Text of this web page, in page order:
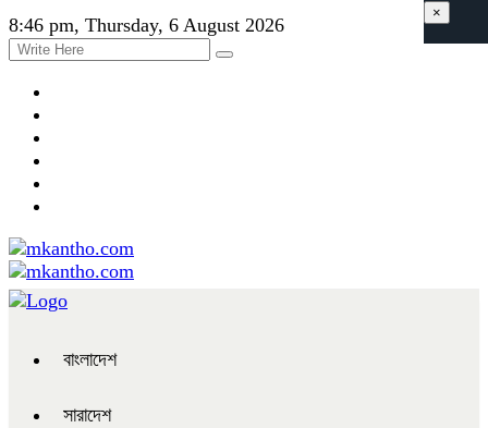
8:46 pm, Thursday, 6 August 2026
বাংলাদেশ
সারাদেশ
×